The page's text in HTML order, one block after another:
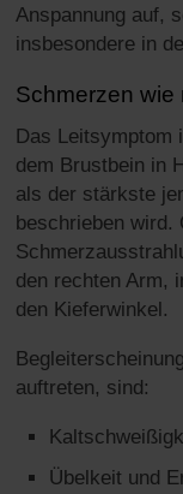
Anspannung auf,
insbesondere in
Schmerzen wie
Das Leitsymptom
dem Brustbein in
als der stärkste
beschrieben
den rechten Arm,
den Kieferwinkel.
auftreten, sind:
Übelkeit und